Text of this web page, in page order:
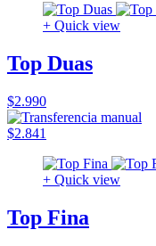
+ Quick view
Top Duas
$2.990
$2.841
+ Quick view
Top Fina